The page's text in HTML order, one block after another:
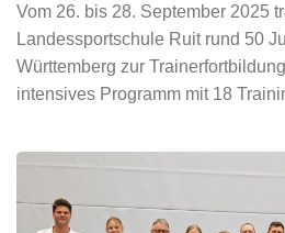
Vom 26. bis 28. September 2025
Landessportschule Ruit rund 50
Württemberg zur
intensives Programm mit 18